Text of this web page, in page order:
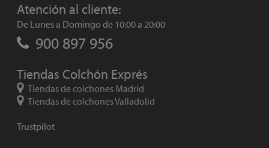
Atención al cliente:
De Lunes a Domingo de 10:00 a 20:00
900 897 956
Tiendas Colchón Exprés
Tiendas de colchones Madrid
Tiendas de colchones Valladolid
Trustpilot